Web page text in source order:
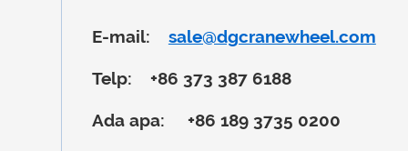
E-mail: sale@dgcranewheel.com
Telp: +86 373 387 6188
Ada apa: +86 189 3735 0200